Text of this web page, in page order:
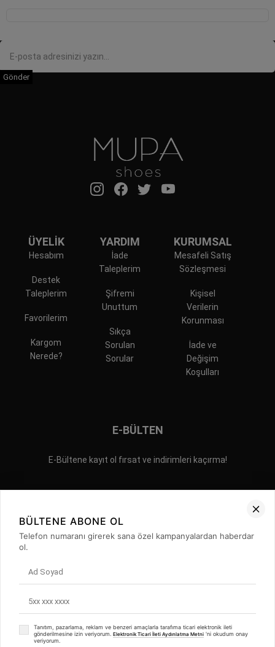
Gönder
ÜYELİK
Hesabım
Destek
Taleplerim
Favorilerim
Kargom
Nerede?
YARDIM
İade
Taleplerim
Şifremi
Unuttum
Sıkça
Sorulan
Sorular
KURUMSAL
Mesafeli Satış
Sözleşmesi
Kişisel
Verilerin
Korunması
İade ve
Değişim
Koşulları
E-BÜLTEN
E-Bültene kayıt ol fırsat ve indirimleri kaçırma!
ŞİRKETİ Tüm Hakları Saklıdır.
BÜLTENE ABONE OL
Telefon numaranı girerek sana özel kampanyalardan haberdar
ol.
Tanıtım, pazarlama, reklam ve benzeri amaçlarla tarafıma ticari elektronik ileti
gönderilmesine izin veriyorum. Elektronik Ticari İleti Aydınlatma Metni 'ni okudum onay
veriyorum.